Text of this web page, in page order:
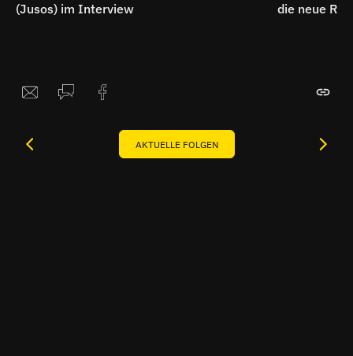
(Jusos) im Interview
die neue
AKTUELLE FOLGEN